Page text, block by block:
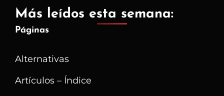
Más leídos esta semana:
Páginas
Alternativas
Artículos – Índice